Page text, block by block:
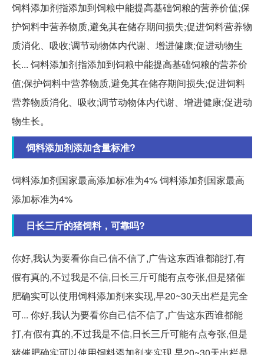
饲料添加剂指添加到饲粮中能提高基础饲粮的营养价值;保
护饲料中营养物质,避免其在储存期间损失;促进饲料营养物
质消化、吸收;调节动物体内代谢、增进健康;促进动物生
长... 饲料添加剂指添加到饲粮中能提高基础饲粮的营养价
值;保护饲料中营养物质,避免其在储存期间损失;促进饲料
营养物质消化、吸收;调节动物体内代谢、增进健康;促进动
物生长。
饲料添加剂添加含量标准?
饲料添加剂国家最高添加标准为4% 饲料添加剂国家最高
添加标准为4%
日长三斤的猪饲料，可靠吗?
你好,我认为要看你自己信不信了,广告这东西谁都能打,有
假有真的,不过我是不信,日长三斤可能有点夸张,但是猪催
肥确实可以使用饲料添加剂来实现,早20~30天出栏是完全
可... 你好,我认为要看你自己信不信了,广告这东西谁都能
打,有假有真的,不过我是不信,日长三斤可能有点夸张,但是